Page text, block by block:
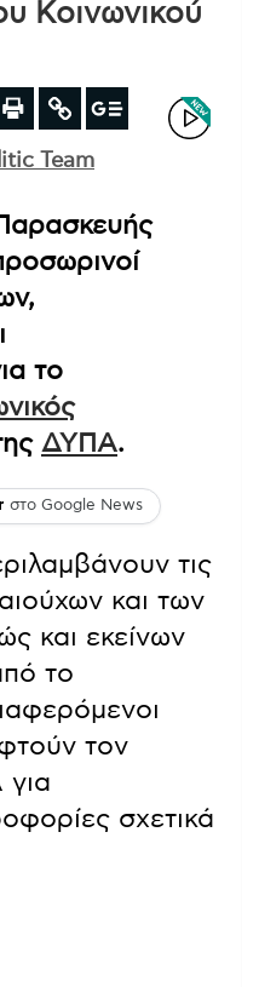
Κοινωνικού
Team
το
ΔΥΠΑ.
στο Google News
τις
και των
και εκείνων
το
τον
σχετικά